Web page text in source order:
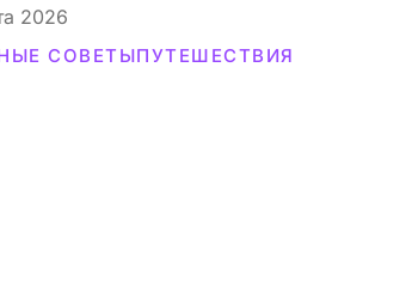
2026
СОВЕТЫПУТЕШЕСТВИЯ